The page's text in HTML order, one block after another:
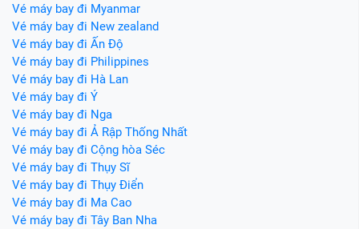
Vé máy bay đi Myanmar
Vé máy bay đi New zealand
Vé máy bay đi Ấn Độ
Vé máy bay đi Philippines
Vé máy bay đi Hà Lan
Vé máy bay đi Ý
Vé máy bay đi Nga
Vé máy bay đi Ả Rập Thống Nhất
Vé máy bay đi Cộng hòa Séc
Vé máy bay đi Thụy Sĩ
Vé máy bay đi Thụy Điển
Vé máy bay đi Ma Cao
Vé máy bay đi Tây Ban Nha